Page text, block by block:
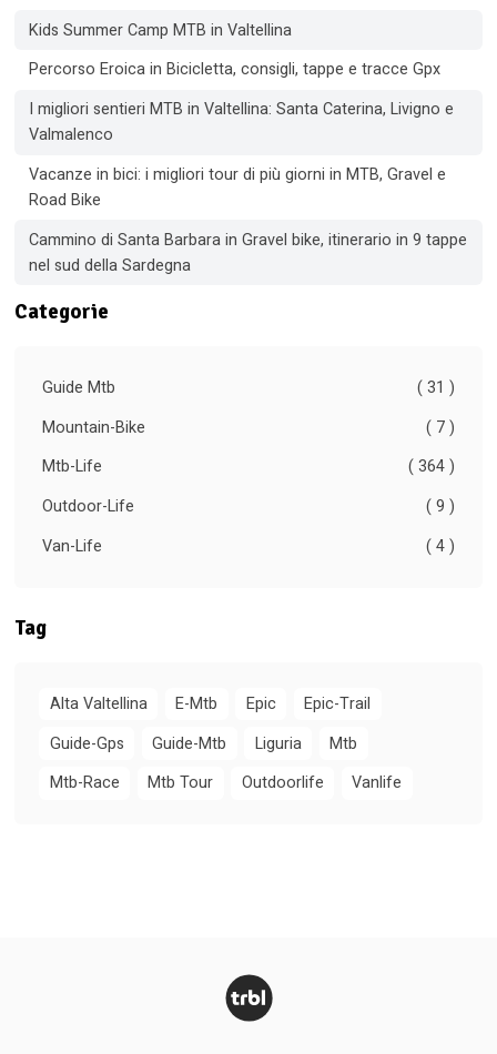
Kids Summer Camp MTB in Valtellina
Percorso Eroica in Bicicletta, consigli, tappe e tracce Gpx
I migliori sentieri MTB in Valtellina: Santa Caterina, Livigno e
Valmalenco
Vacanze in bici: i migliori tour di più giorni in MTB, Gravel e
Road Bike
Cammino di Santa Barbara in Gravel bike, itinerario in 9 tappe
nel sud della Sardegna
Categorie
Guide Mtb
( 31 )
Mountain-Bike
( 7 )
Mtb-Life
( 364 )
Outdoor-Life
( 9 )
Van-Life
( 4 )
Tag
Alta Valtellina E-Mtb Epic
Epic-Trail
Guide-Gps
Guide-Mtb Liguria
Mtb
Mtb-Race
Mtb Tour Outdoorlife Vanlife